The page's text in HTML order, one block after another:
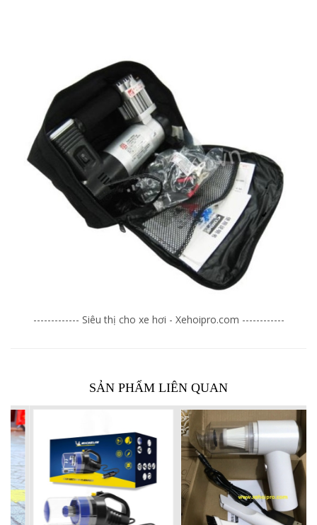
------------- Siêu thị cho xe hơi - Xehoipro.com ------------
SẢN PHẨM LIÊN QUAN